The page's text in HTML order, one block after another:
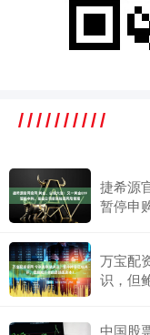
捷希源
暂停申
万宝配
识，但
中国股